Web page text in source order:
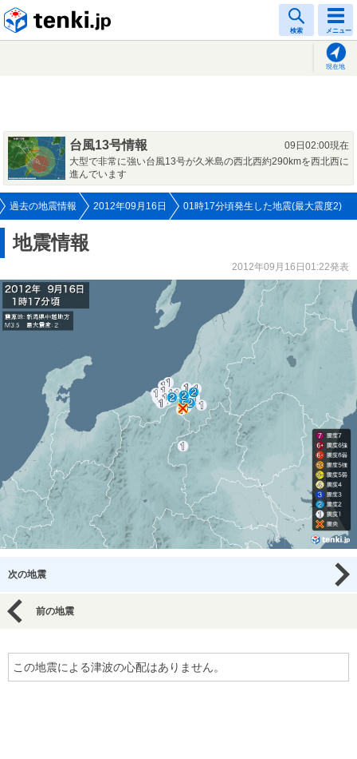
検索 メニュー
現在地
台風13号情報
09日02:00現在
大型で非常に強い台風13号が久米島の西北西約290kmを西北西に
進んでいます
過去の地震情報 2012年09月16日 01時17分頃発生した地震(最大震度2)
地震情報
2012年09月16日01:22発表
次の地震
前の地震
この地震による津波の心配はありません。